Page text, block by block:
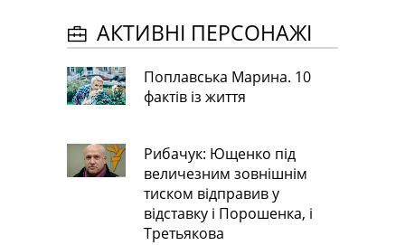
АКТИВНІ ПЕРСОНАЖІ
Поплавська Марина. 10
фактів із життя
Рибачук: Ющенко під
величезним зовнішнім
тиском відправив у
відставку і Порошенка, і
Третьякова